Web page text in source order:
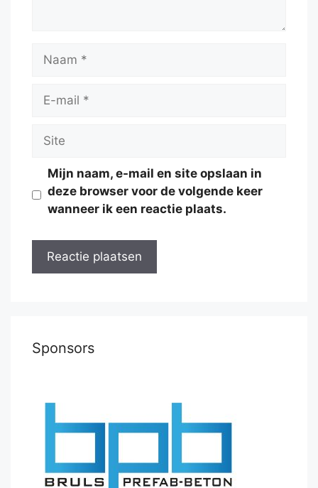
Naam
Site
Mijn naam, e-mail en site opslaan in
deze browser voor de volgende keer
wanneer ik een reactie plaats.
Sponsors